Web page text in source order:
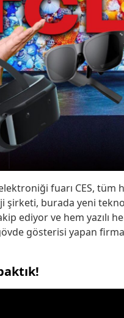
fuarı CES, tüm
şirketi, burada yeni
ediyor ve hem yazılı
gösterisi yapan firma